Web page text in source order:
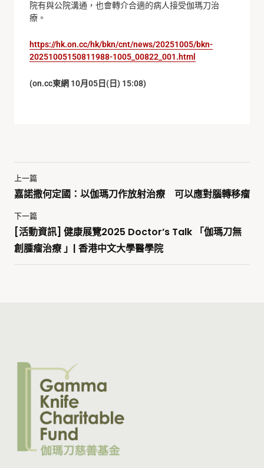
院有與公院溝通，也會轉介合適的病人接受伽瑪刀治
療。
https://hk.on.cc/hk/bkn/cnt/news/20251005/bkn-
20251005150811988-1005_00822_001.html
(on.cc東網 10月05日(日) 15:08)
上一篇
嘉諾撒何定國：以伽瑪刀作放射治療 可以應對腦轉移瘤
下一篇
[活動資訊] 健康展覽2025 Doctor’s Talk 「伽瑪刀無
創腫瘤治療 」| 香港中文大學醫學院